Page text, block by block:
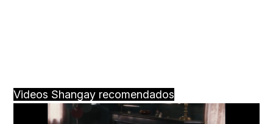
Videos Shangay recomendados